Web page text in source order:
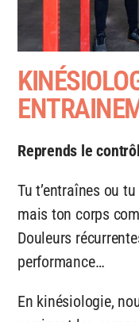
Reprends le
Tu t’entraînes ou
mais ton corps
Douleurs
performance…
En kinésiologie,